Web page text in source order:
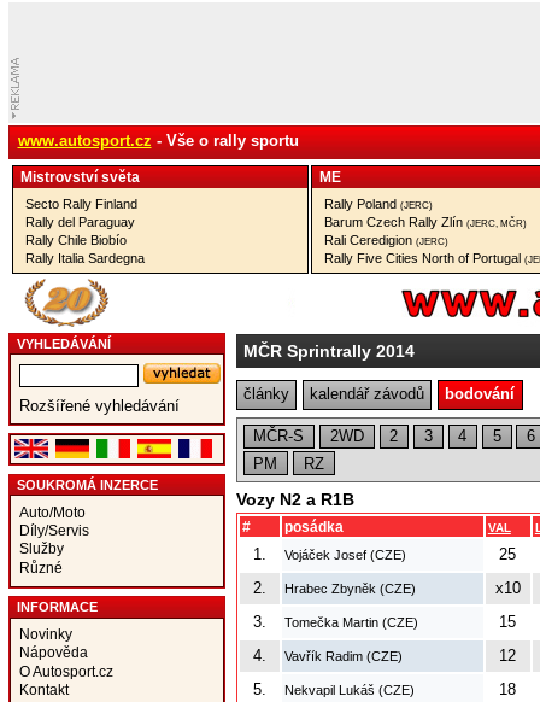
www.autosport.cz - Vše o rally sportu
Mistrovství­ světa
Secto Rally Finland
Rally del Paraguay
Rally Chile Biobío
Rally Italia Sardegna
ME
Rally Poland (JERC)
Barum Czech Rally Zlín (JERC, MČR)
Rali Ceredigion (JERC)
Rally Five Cities North of Portugal
VYHLEDÁVÁNÍ
Rozšířené vyhledávání
SOUKROMÁ INZERCE
Auto/Moto
Díly/Servis
Služby
Různé
INFORMACE
Novinky
Nápověda
O Autosport.cz
Kontakt
MČR Sprintrally 2014
články kalendář závodů bodování
MČR-S 2WD 2 3 4 5
6
PM
RZ
Vozy N2 a R1B
# posádka VAL
1. Vojáček Josef (CZE)
25
2.
Hrabec Zbyněk (CZE)
x10
3.
Tomečka Martin (CZE)
15
4.
Vavřík Radim (CZE)
12
5.
Nekvapil Lukáš (CZE)
18